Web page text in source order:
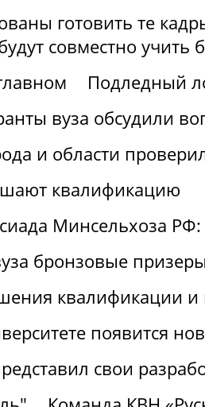
готовить те
совместно учить
Подледный
вуза обсудили
и области
квалификацию
Минсельхоза
бронзовые
квалификации и
появится
свои